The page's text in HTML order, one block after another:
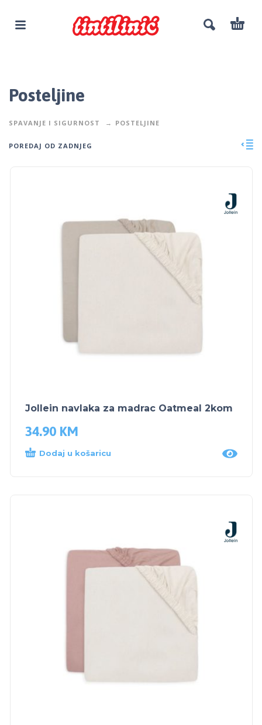
Posteljine
SPAVANJE I SIGURNOST POSTELJINE
POREDAJ OD ZADNJEG
Jollein navlaka za madrac Oatmeal 2kom
34.90 KM
Dodaj u košaricu